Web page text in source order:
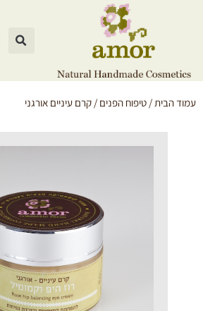
עמוד הבית/ טיפוח הפנים / קרם עיניים אורגני